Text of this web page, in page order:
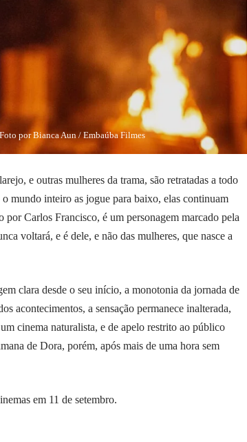
por Bianca Aun / Embaúba Filmes
e outras mulheres da trama, são retratadas a todo
mundo inteiro as jogue para baixo, elas continuam
Carlos Francisco, é um personagem marcado pela
voltará, e é dele, e não das mulheres, que nasce a
clara desde o seu início, a monotonia da jornada de
acontecimentos, a sensação permanece inalterada,
cinema naturalista, e de apelo restrito ao público
de Dora, porém, após mais de uma hora sem
em 11 de setembro.